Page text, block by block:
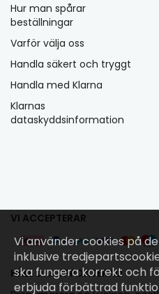
Hur man spårar
beställningar
Varför välja oss
Handla säkert och tryggt
Handla med Klarna
Klarnas
dataskyddsinformation
VI ACCEPTERAR
HÅLL DIG UPPDATERAD
Vi använder cookies på
inklusive
ska fungera korrekt och
erbjuda förbättrad